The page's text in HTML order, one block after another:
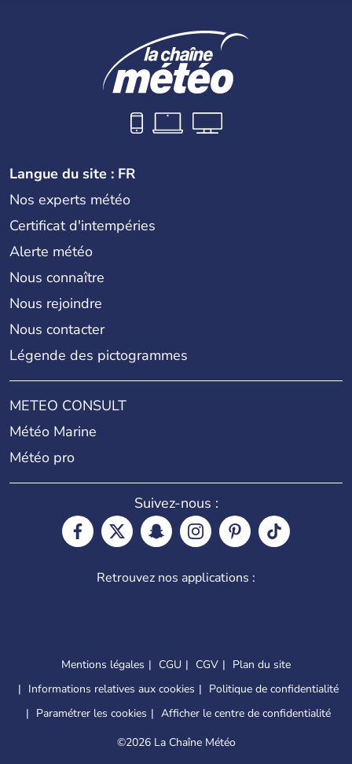
Langue du site : FR
Nos experts météo
Certificat d'intempéries
Alerte météo
Nous connaître
Nous rejoindre
Nous contacter
Légende des pictogrammes
METEO CONSULT
Météo Marine
Météo pro
Suivez-nous :
Retrouvez nos applications :
Mentions légales CGU CGV
Plan du site
Informations relatives aux cookies
Politique de confidentialité
Paramétrer les cookies
Afficher le centre de confidentialité
©2026 La Chaîne Météo